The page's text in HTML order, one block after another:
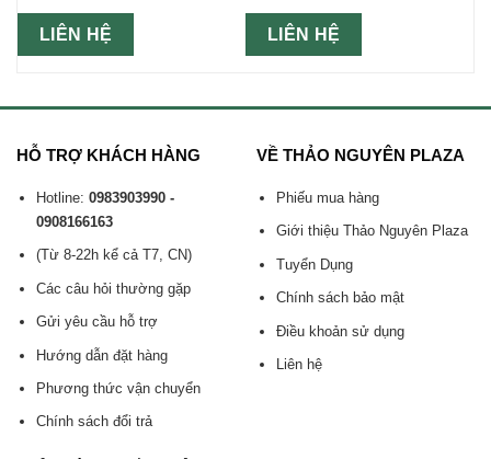
LIÊN HỆ LIÊN HỆ
HỖ TRỢ KHÁCH HÀNG
Hotline: 0983903990 -
0908166163
(Từ 8-22h kể cả T7, CN)
Các câu hỏi thường gặp
Gửi yêu cầu hỗ trợ
Hướng dẫn đặt hàng
Phương thức vận chuyển
Chính sách đổi trả
VỀ THẢO NGUYÊN PLAZA
Phiếu mua hàng
Giới thiệu Thảo Nguyên Plaza
Tuyển Dụng
Chính sách bảo mật
Điều khoản sử dụng
Liên hệ